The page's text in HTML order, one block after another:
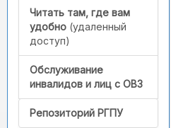
Читать там, где вам
удобно (удаленный
доступ)
Обслуживание
инвалидов и лиц с ОВЗ
Репозиторий РГПУ